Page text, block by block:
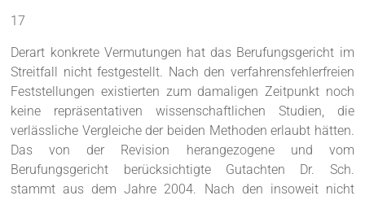
17
Derart konkrete Vermutungen hat das Berufungsgericht im
Streitfall nicht festgestellt. Nach den verfahrensfehlerfreien
Feststellungen existierten zum damaligen Zeitpunkt noch
keine repräsentativen wissenschaftlichen Studien, die
verlässliche Vergleiche der beiden Methoden erlaubt hätten.
Das von der Revision herangezogene und vom
Berufungsgericht berücksichtigte Gutachten Dr. Sch.
stammt aus dem Jahre 2004. Nach den insoweit nicht